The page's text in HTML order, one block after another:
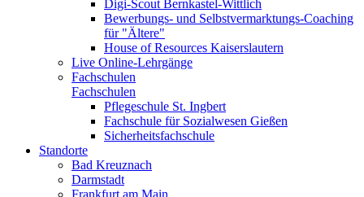
Digi-Scout Bernkastel-Wittlich
Bewerbungs- und Selbstvermarktungs-Coaching
für "Ältere"
House of Resources Kaiserslautern
Live Online-Lehrgänge
Fachschulen
Fachschulen
Pflegeschule St. Ingbert
Fachschule für Sozialwesen Gießen
Sicherheitsfachschule
Standorte
Bad Kreuznach
Darmstadt
Frankfurt am Main